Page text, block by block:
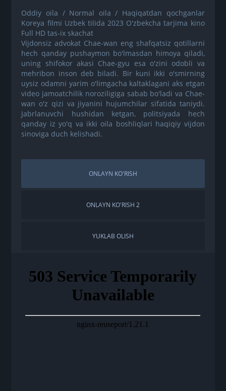
Oddiy oila / Normal oila / Haqiqatdan qochganlar
Koreya filmi Uzbek tilida 2023 O'zbekcha tarjima kino
Full HD tas-ix skachat
Vijdonsiz advokat Chae-wan eng shafqatsiz qotillarni
hech qanday pushaymon bo'lmasdan himoya qiladi,
uning shifokor akasi Chae-gyu esa o'zini odobli va
mehribon inson deb biladi. Bir kuni ikki o'smirning
uysiz odamni yarim o'limgacha kaltaklagani aks etgan
video jamoatchilik noroziligiga sabab bo'ladi va Chae-
wan o'z qizi va jiyanini hujumchilar sifatida taniydi.
Jabrlanuvchi hushidan ketgan, politsiyada hech
qanday iz yo'q va ikki oila boshliqlari haqiqiy vijdon
sinoviga duch kelishadi.
ONLAYN KO'RISH
ONLAYN KO'RISH 2
YUKLAB OLISH